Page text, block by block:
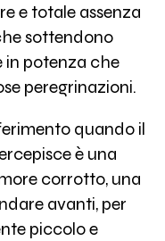
e totale assenza
sottendono
in potenza che
peregrinazioni.
quando il
è una
corrotto, una
avanti, per
piccolo e